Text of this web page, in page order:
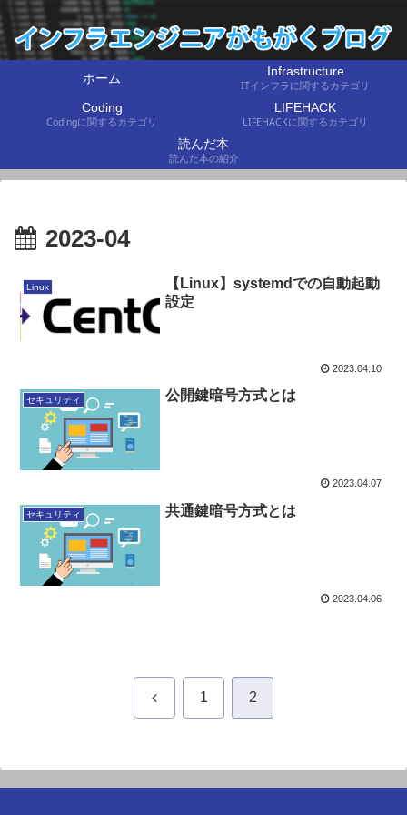
ホーム Infrastructure
ITインフラに関するカテゴリ
Coding
Codingに関するカテゴリ
LIFEHACK
LIFEHACKに関するカテゴリ
読んだ本
読んだ本の紹介
2023-04
Linux
【Linux】systemdでの自動起動
設定
2023.04.10
セキュリティ 公開鍵暗号方式とは
2023.04.07
セキュリティ 共通鍵暗号方式とは
2023.04.06
前 1 2